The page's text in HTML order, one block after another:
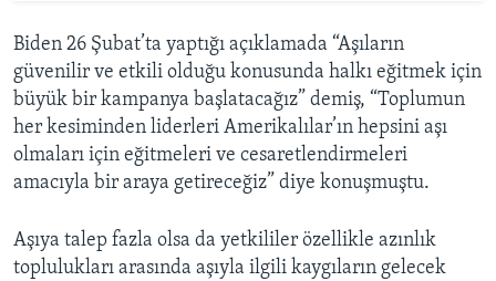
Biden 26 Şubat’ta yaptığı açıklamada “Aşıların
güvenilir ve etkili olduğu konusunda halkı eğitmek için
büyük bir kampanya başlatacağız” demiş, “Toplumun
her kesiminden liderleri Amerikalılar’ın hepsini aşı
olmaları için eğitmeleri ve cesaretlendirmeleri
amacıyla bir araya getireceğiz” diye konuşmuştu.
Aşıya talep fazla olsa da yetkililer özellikle azınlık
toplulukları arasında aşıyla ilgili kaygıların gelecek